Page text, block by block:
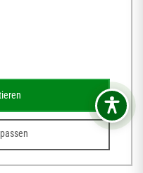
Amtsblatt
HORIZON Digitalagentur